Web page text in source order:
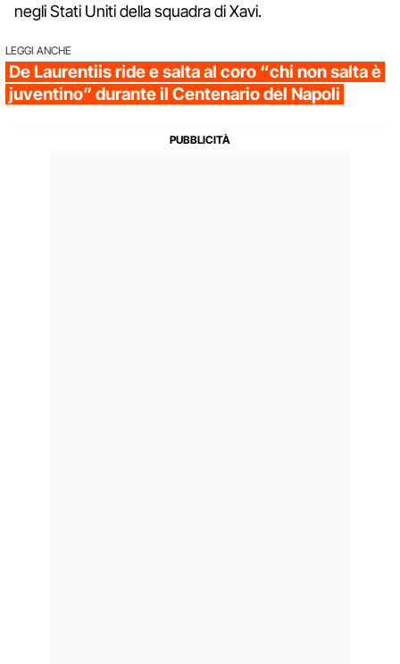
negli Stati Uniti della squadra di Xavi.
LEGGI ANCHE
De Laurentiis ride e salta al coro “chi non salta è
juventino” durante il Centenario del Napoli